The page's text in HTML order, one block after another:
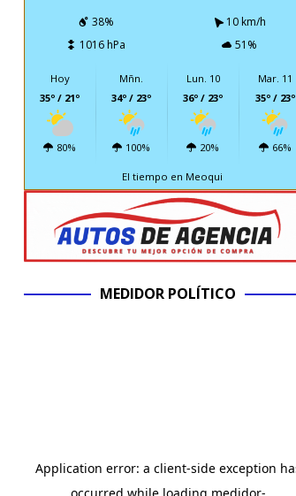
38%
10 km/h
1016 hPa
51%
Hoy
35º / 21º
80%
Mñn.
34º / 23º
100%
Lun. 10
36º / 23º
20%
Mar. 11
35º / 23º
66%
El tiempo en Meoqui
MEDIDOR POLÍTICO